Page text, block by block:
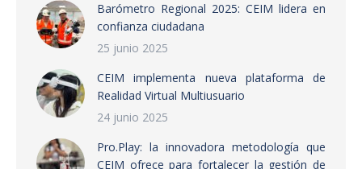
Barómetro Regional 2025: CEIM lidera en
confianza ciudadana
25 junio 2025
CEIM implementa nueva plataforma de
Realidad Virtual Multiusuario
24 junio 2025
Pro.Play: la innovadora metodología que
CEIM ofrece para fortalecer la gestión de